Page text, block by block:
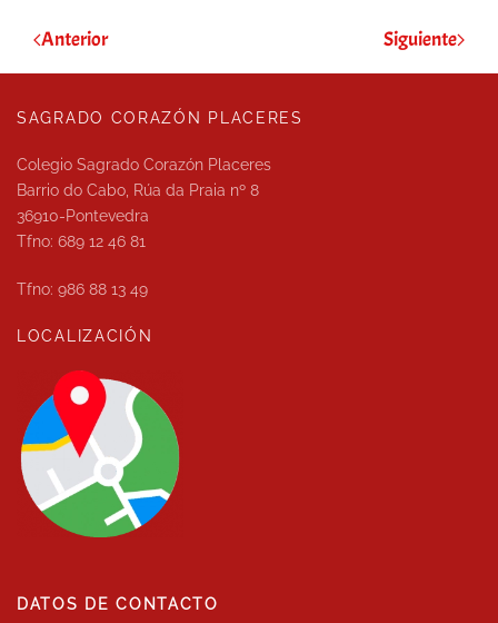
Anterior Siguiente
SAGRADO CORAZÓN PLACERES
Colegio Sagrado Corazón Placeres
Barrio do Cabo, Rúa da Praia nº 8
36910-Pontevedra
Tfno: 689 12 46 81
Tfno: 986 88 13 49
LOCALIZACIÓN
DATOS DE CONTACTO